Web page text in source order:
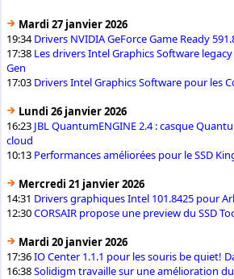
Mardi 27 janvier 2026
19:34Drivers NVIDIA GeForce Game Ready
17:38 Les drivers Intel Graphics Software
Gen
17:03 Drivers Intel Graphics Software pour les
Lundi 26 janvier 2026
16:23 JBL QuantumENGINE 2.4 : casque
cloud
10:13 Performances améliorées pour le SSD
Mercredi 21 janvier 2026
14:31 Drivers graphiques Intel 101.8425 pour
12:30CORSAIR propose une preview du SSD
Mardi 20 janvier 2026
17:36IO Center 1.1.1 pour les souris be quiet!
16:38Solidigm travaille sur une amélioration